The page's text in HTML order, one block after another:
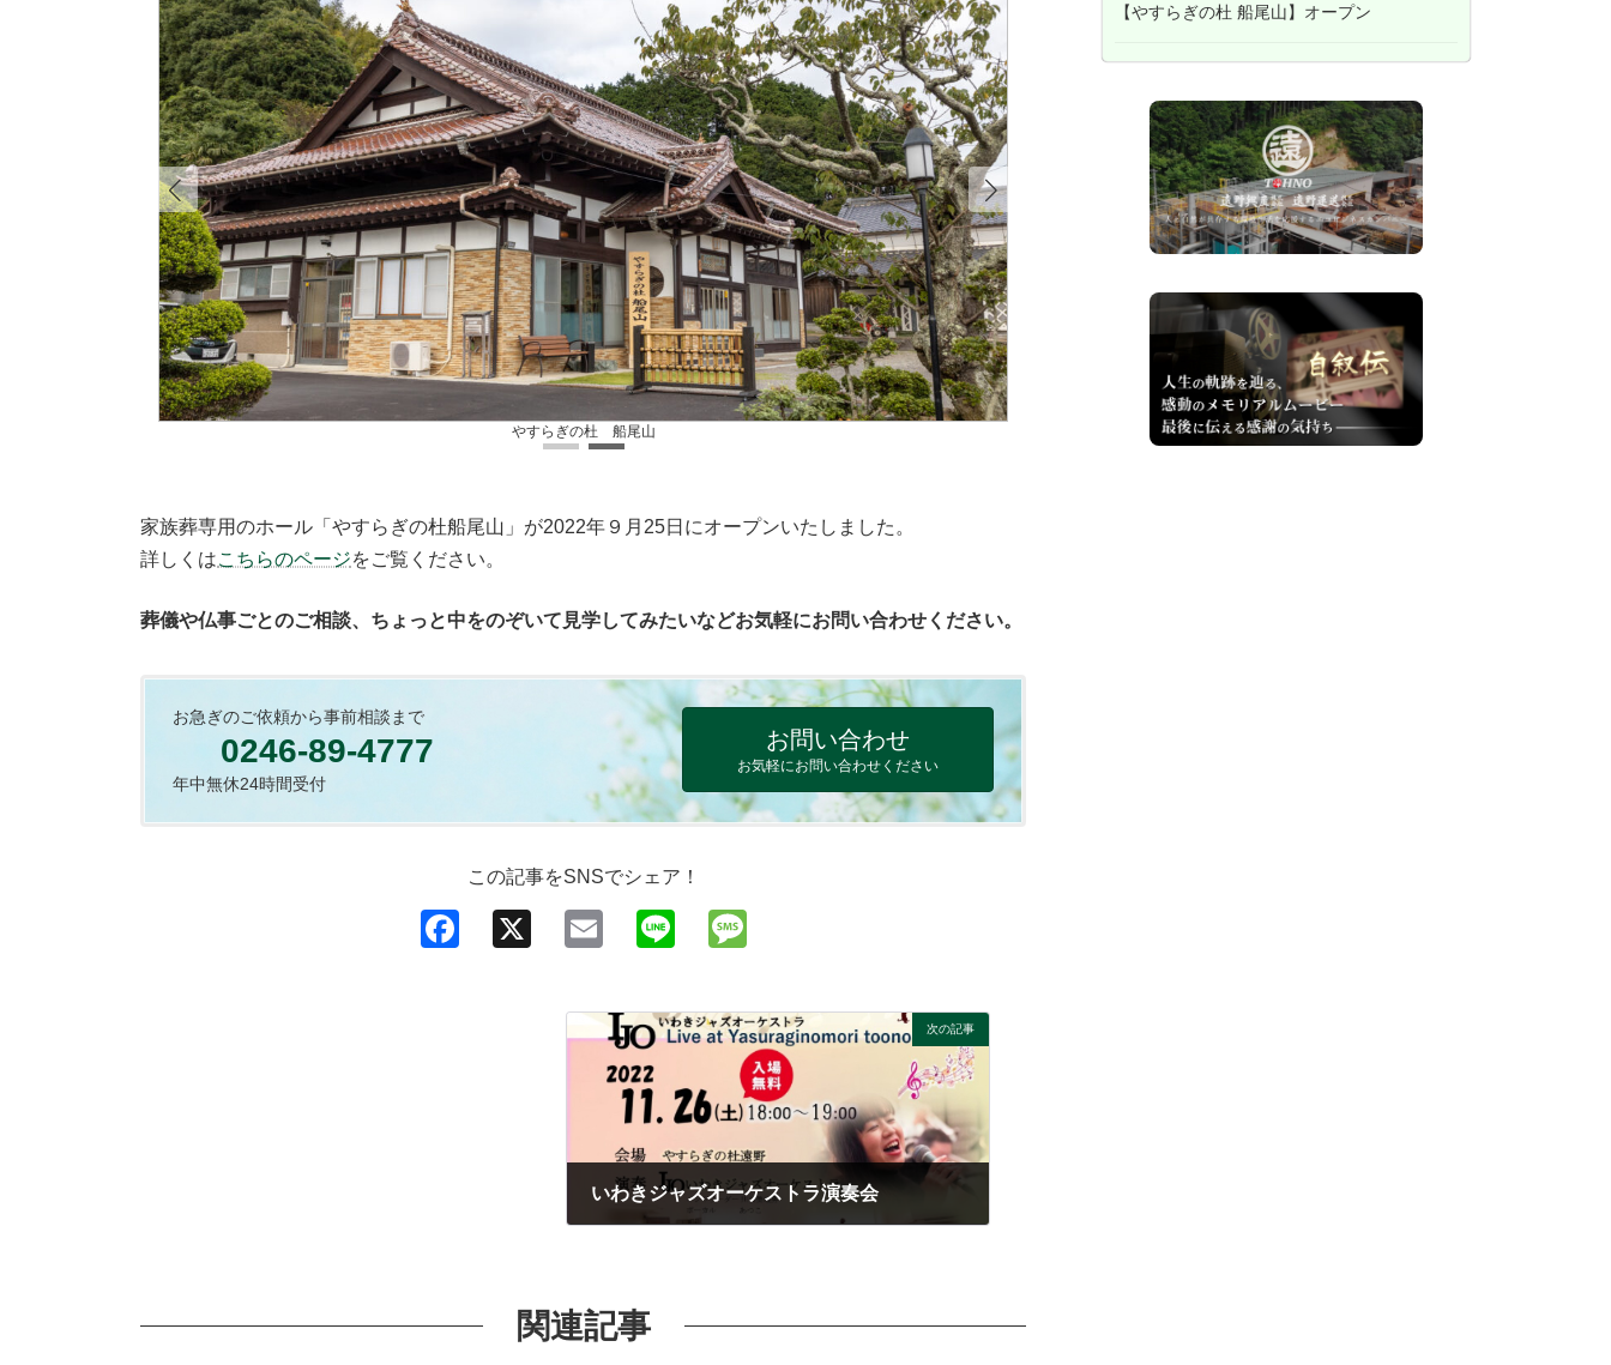
いわき七門
家族葬専用のホール「やすらぎの杜船尾山」が2022年９月25日にオープンいたしました。
詳しくはこちらのページをご覧ください。
葬儀や仏事ごとのご相談、ちょっと中をのぞいて見学してみたいなどお気軽にお問い合わせください。
お急ぎのご依頼から事前相談まで
0246-89-4777
年中無休24時間受付
お問い合わせ
お気軽にお問い合わせください
この記事をSNSでシェア！
ail
e
ss
a
g
e
次の記事
いわきジャズオーケストラ演奏会
関連記事
【やすらぎの杜 船尾山】オープン